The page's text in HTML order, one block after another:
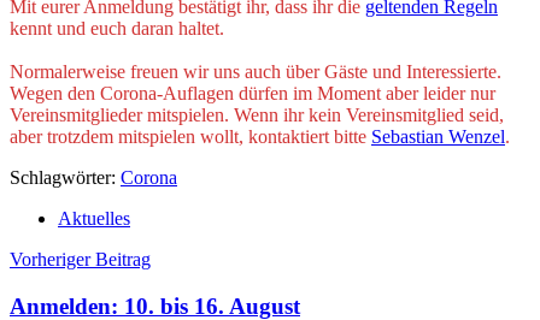
Mit eurer Anmeldung bestätigt ihr, dass ihr die geltenden Regeln
kennt und euch daran haltet.
Normalerweise freuen wir uns auch über Gäste und Interessierte.
Wegen den Corona-Auflagen dürfen im Moment aber leider nur
Vereinsmitglieder mitspielen. Wenn ihr kein Vereinsmitglied seid,
aber trotzdem mitspielen wollt, kontaktiert bitte Sebastian Wenzel.
Schlagwörter: Corona
Aktuelles
Beitragsnavigation
Vorheriger Beitrag
Anmelden: 10. bis 16. August